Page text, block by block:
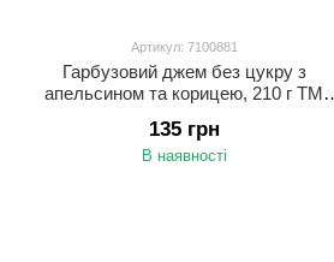
Артикул: 7100881
Гарбузовий джем без цукру з
апельсином та корицею, 210 г ТМ
135 грн
В наявності